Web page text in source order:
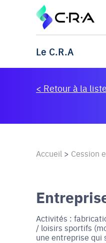
Le C.R.A
< Retour à la liste
Accueil > Cession
Activités :
/ loisirs sportifs
une entreprise qui